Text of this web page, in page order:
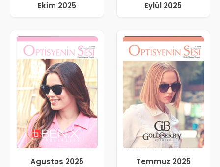
Ekim 2025 Eylül 2025
Agustos 2025 Temmuz 2025